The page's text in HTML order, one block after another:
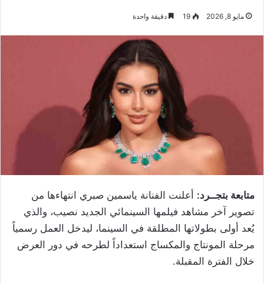
مايو 8, 2026 19 دقيقة واحدة
متابعة بتجــرد: أعلنت الفنانة ياسمين صبري انتهاءها من
تصوير آخر مشاهد فيلمها السينمائي الجديد نصيب، والذي
يُعد أولى بطولاتها المطلقة في السينما، ليدخل العمل رسمياً
مرحلة المونتاج والمكساج استعداداً لطرحه في دور العرض
خلال الفترة المقبلة.